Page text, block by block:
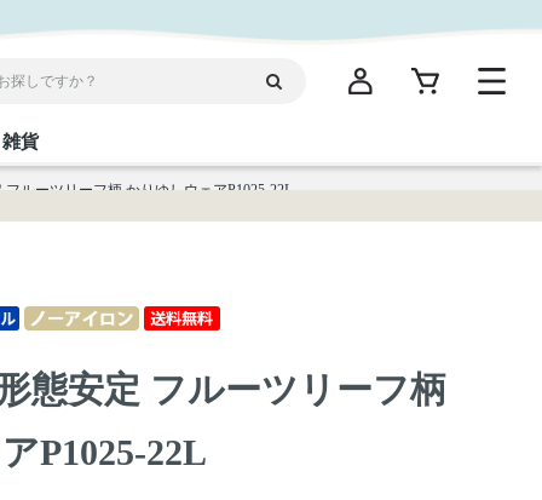
海産物
沖縄そば／乾麺
お酢／ドレッシング
だし／スパイス／島唐辛子
菓子
限定商品（ご当地）
ワイン・ウィスキー・カクテル
ィケア
ケア
ィース
雑貨
箸・線香・ウチカビ
ルーツリーフ柄 かりゆしウェアP1025-22L
態安定 フルーツリーフ柄
P1025-22L